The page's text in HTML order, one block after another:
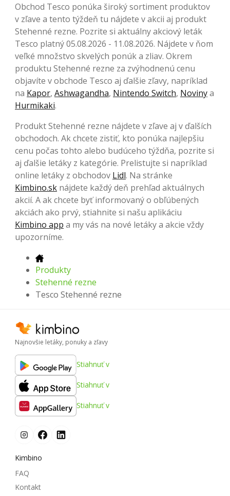
Obchod Tesco ponúka široký sortiment produktov
v zľave a tento týždeň tu nájdete v akcii aj produkt
Stehenné rezne. Pozrite si aktuálny akciový leták
Tesco platný 05.08.2026 - 11.08.2026. Nájdete v ňom
veľké množstvo skvelých ponúk a zliav. Okrem
produktu Stehenné rezne za zvýhodnenú cenu
objavíte v obchode Tesco aj ďalšie zľavy, napríklad
na Kapor, Ashwagandha, Nintendo Switch, Novinya
Hurmikaki.
Produkt Stehenné rezne nájdete v zľave aj v ďalších
obchodoch. Ak chcete zistiť, kto ponúka najlepšiu
cenu počas tohto alebo budúceho týždňa, pozrite si
aj ďalšie letáky z kategórie. Prelistujte si napríklad
online letáky z obchodov Lidl. Na stránke
Kimbino.sk nájdete každý deň prehľad aktuálnych
akcií. A ak chcete byť informovaný o obľúbených
akciách ako prvý, stiahnite si našu aplikáciu
Kimbino app a my vás na nové letáky a akcie vždy
upozorníme.
Produkty
Stehenné rezne
Tesco Stehenné rezne
Najnovšie letáky, ponuky a zľavy
Stiahnuť v
Stiahnuť v
Stiahnuť v
Kimbino
FAQ
Kontakt